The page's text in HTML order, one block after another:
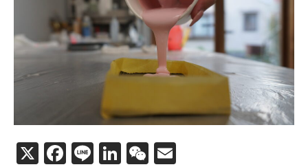
X
F
Li
Li
W